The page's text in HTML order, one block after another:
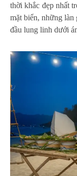
thời khắc đẹp nhất
mặt biển, những làn
đầu lung linh dưới